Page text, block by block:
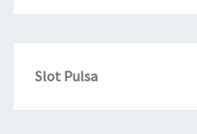
Slot Pulsa